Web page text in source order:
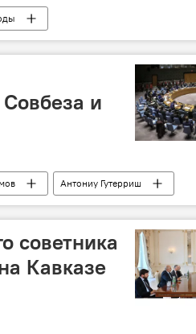
и
Антониу Гутерриш
советника
Кавказе